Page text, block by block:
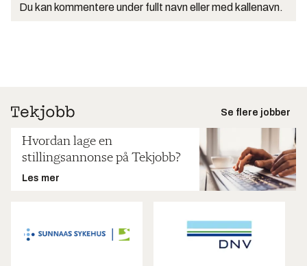
Du kan kommentere under fullt navn eller med kallenavn.
Se flere jobber
Hvordan lage en
stillingsannonse på Tekjobb?
Les mer